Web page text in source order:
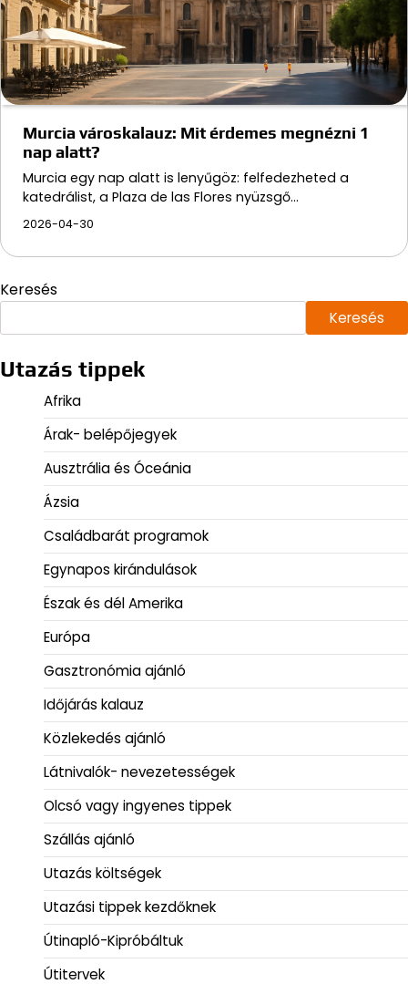
Murcia városkalauz: Mit érdemes megnézni 1
nap alatt?
Murcia egy nap alatt is lenyűgöz: felfedezheted a
katedrálist, a Plaza de las Flores nyüzsgő…
2026-04-30
Keresés
Keresés
Utazás tippek
Afrika
Árak- belépőjegyek
Ausztrália és Óceánia
Ázsia
Családbarát programok
Egynapos kirándulások
Észak és dél Amerika
Európa
Gasztronómia ajánló
Időjárás kalauz
Közlekedés ajánló
Látnivalók- nevezetességek
Olcsó vagy ingyenes tippek
Szállás ajánló
Utazás költségek
Utazási tippek kezdőknek
Útinapló-Kipróbáltuk
Útitervek